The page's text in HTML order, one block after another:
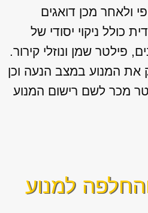
ולאחר מכן דואגים
כולל ניקוי יסודי של
שמן ונוזלי קירור.
את המנוע במצב הנעה וכן
מכר לשם רישום המנוע
למנוע